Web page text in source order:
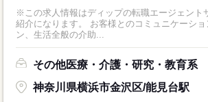
※この求人情報はディップの転職エージェント
紹介になります。 お客様とのコミュニケーショ
ン、生活全般の介助...
その他医療・介護・研究・教育系
神奈川県横浜市金沢区/能見台駅